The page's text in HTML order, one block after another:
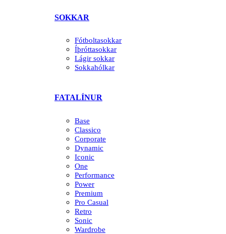
SOKKAR
Fótboltasokkar
Íþróttasokkar
Lágir sokkar
Sokkahólkar
FATALÍNUR
Base
Classico
Corporate
Dynamic
Iconic
One
Performance
Power
Premium
Pro Casual
Retro
Sonic
Wardrobe